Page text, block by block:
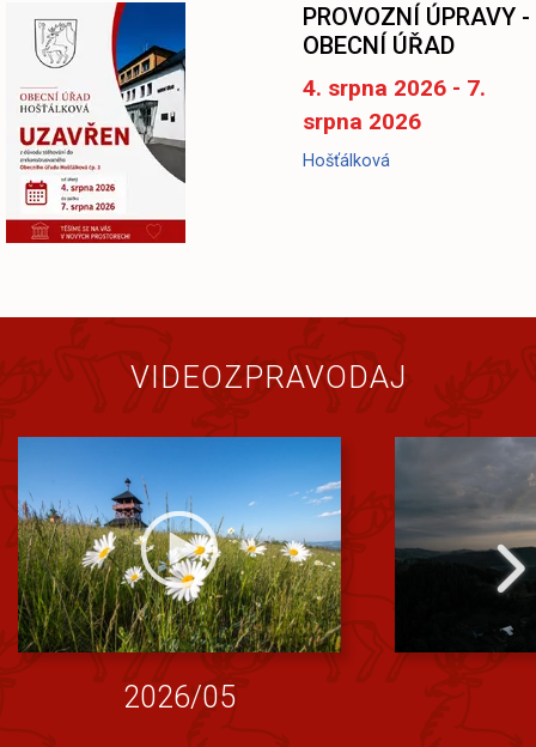
PROVOZNÍ ÚPRAVY -
OBECNÍ ÚŘAD
4. srpna 2026 - 7.
srpna 2026
Hošťálková
VIDEOZPRAVODAJ
2026/05